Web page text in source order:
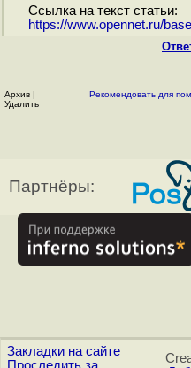
Ссылка на текст статьи:
https://www.opennet.ru/
Архив |
Удалить
Рекомендовать для
Партнёры:
Закладки на сайте